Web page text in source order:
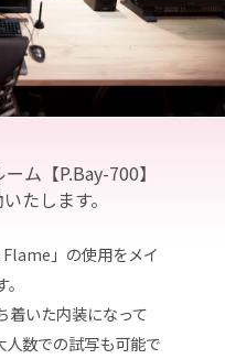
ム【P.Bay-700】
たします。
」の使用をメイ
着いた内装になって
人数での試写も可能で